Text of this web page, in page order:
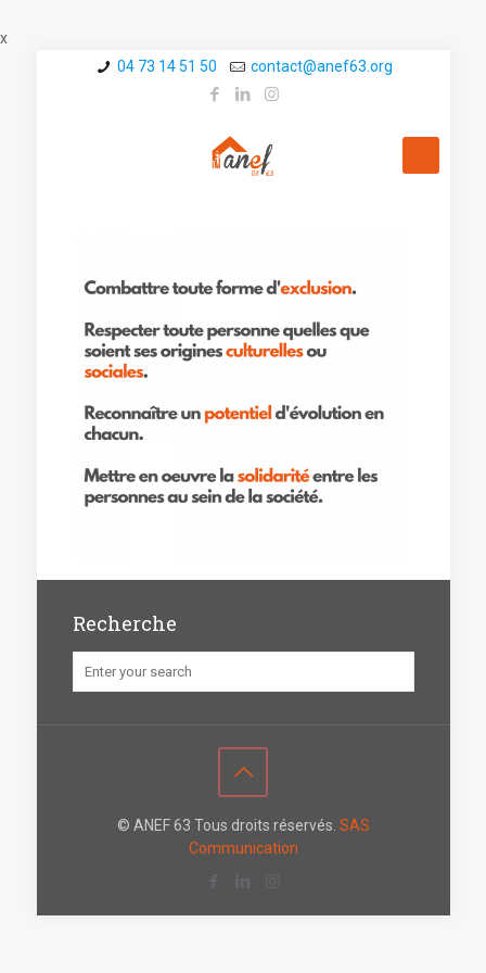
x
04 73 14 51 50
contact@a­nef63.org
Recherche
© ANEF 63 Tous droits réservés. SAS
Communication